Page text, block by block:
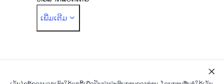
ເຂັມຈິ້ມSIM
ເພີ່ມເຕີມ